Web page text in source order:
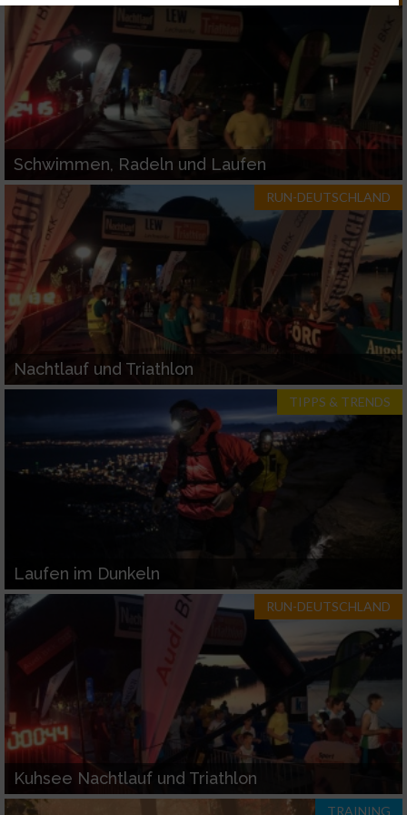
Schwimmen, Radeln und Laufen
RUN-DEUTSCHLAND
Nachtlauf und Triathlon
TIPPS & TRENDS
Laufen im Dunkeln
RUN-DEUTSCHLAND
Kuhsee Nachtlauf und Triathlon
TRAINING
Website/App.
Partnerliste anzeigen (1 IAB-Anbieter)
Wir nutzen Ihre Daten für folgende Zwecke:
IAB-Verarbeitungszwecke:
Speichern von oder Zugriff auf Informationen
Verwendung reduzierter Daten zur Auswahl
von Werbeanzeigen
Erstellung von Profilen für personalisierte
Werbung
Verwendung von Profilen zur Auswahl
personalisierter Werbung
Erstellung von Profilen zur Personalisierung
von Inhalten
Verwendung von Profilen zur Auswahl
personalisierter Inhalte
Messung der Werbeleistung
Messung der Performance von Inhalten
Analyse von Zielgruppen durch Statistiken
oder Kombinationen von Daten aus
verschiedenen Quellen
Entwicklung und Verbesserung der Angebote
Verwendung reduzierter Daten zur Auswahl
von Inhalten
IAB-Besonderheiten:
Verwendung genauer Standortdaten